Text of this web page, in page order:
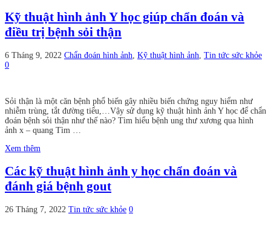
Kỹ thuật hình ảnh Y học giúp chẩn đoán và
điều trị bệnh sỏi thận
6 Tháng 9, 2022 Chẩn đoán hình ảnh Kỹ thuật hình ảnh Tin tức sức khỏe
0
Sỏi thận là một căn bệnh phổ biến gây nhiều biến chứng nguy hiểm như
nhiễm trùng, tắt đường tiểu,…Vậy sử dụng kỹ thuật hình ảnh Y học để chẩn
đoán bệnh sỏi thận như thế nào? Tìm hiểu bệnh ung thư xương qua hình
ảnh x – quang Tìm …
Xem thêm
Các kỹ thuật hình ảnh y học chẩn đoán và
đánh giá bệnh gout
26 Tháng 7, 2022 Tin tức sức khỏe 0